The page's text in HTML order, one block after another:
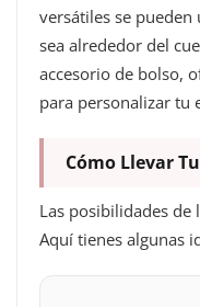
versátiles se
sea alrededor del
accesorio de bolso,
para personalizar tu
Cómo Llevar
Las posibilidades
Aquí tienes algunas